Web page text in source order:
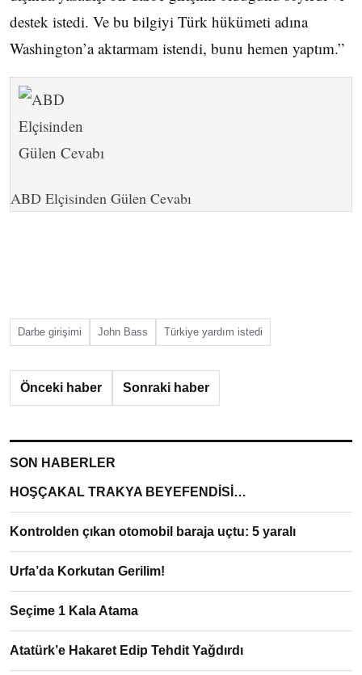
destek istedi. Ve bu bilgiyi Türk hükümeti adına
Washington’a aktarmam istendi, bunu hemen yaptım.”
ABD Elçisinden Gülen Cevabı
Darbe girişimi John Bass Türkiye yardım istedi
Önceki haber Sonraki haber
SON HABERLER
HOŞÇAKAL TRAKYA BEYEFENDİSİ…
Kontrolden çıkan otomobil baraja uçtu: 5 yaralı
Urfa’da Korkutan Gerilim!
Seçime 1 Kala Atama
Atatürk’e Hakaret Edip Tehdit Yağdırdı